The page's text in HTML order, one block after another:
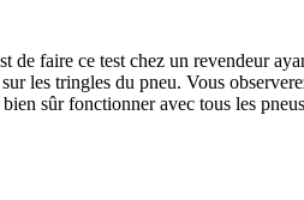
de faire ce test chez un revendeur
les tringles du pneu. Vous
sûr fonctionner avec tous les